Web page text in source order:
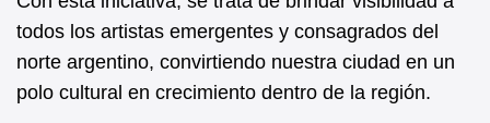
todos los artistas emergentes y consagrados del
norte argentino, convirtiendo nuestra ciudad en un
polo cultural en crecimiento dentro de la región.